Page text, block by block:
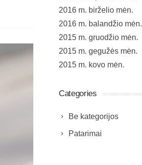
2016 m. birželio mėn.
2016 m. balandžio mėn.
2015 m. gruodžio mėn.
2015 m. gegužės mėn.
2015 m. kovo mėn.
Categories
Be kategorijos
Patarimai